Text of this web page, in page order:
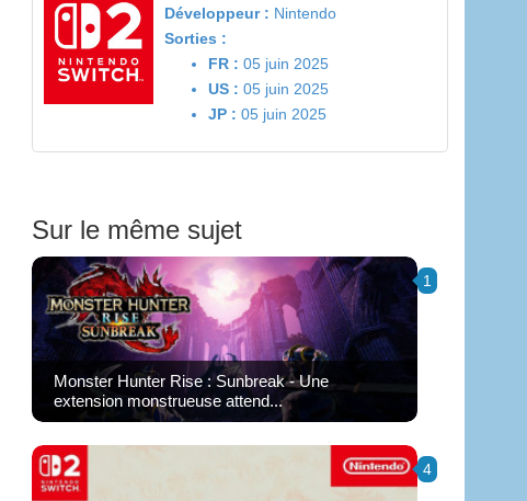
Développeur : Nintendo
Sorties :
FR : 05 juin 2025
US : 05 juin 2025
JP : 05 juin 2025
Sur le même sujet
1
Monster Hunter Rise : Sunbreak - Une
extension monstrueuse attend...
4